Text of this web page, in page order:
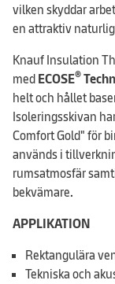
vilken skyddar
en attraktiv
Knauf Insulation
medECOSE®
helt och hållet
Isoleringsskivan
Comfort Gold" för
används i
rumsatmosfär
bekvämare.
APPLIKATION
Rektangulära
Tekniska och